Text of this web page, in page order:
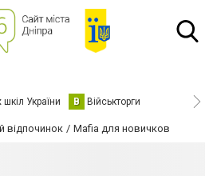
України В Військторги
відпочинок Mafia для новичков